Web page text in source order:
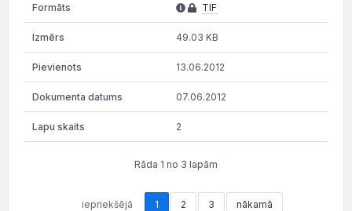
TIF
49.03 KB
13.06.2012
07.06.2012
2
Rāda 1 no 3 lapām
iepriekšējā 1 2 3 nākamā